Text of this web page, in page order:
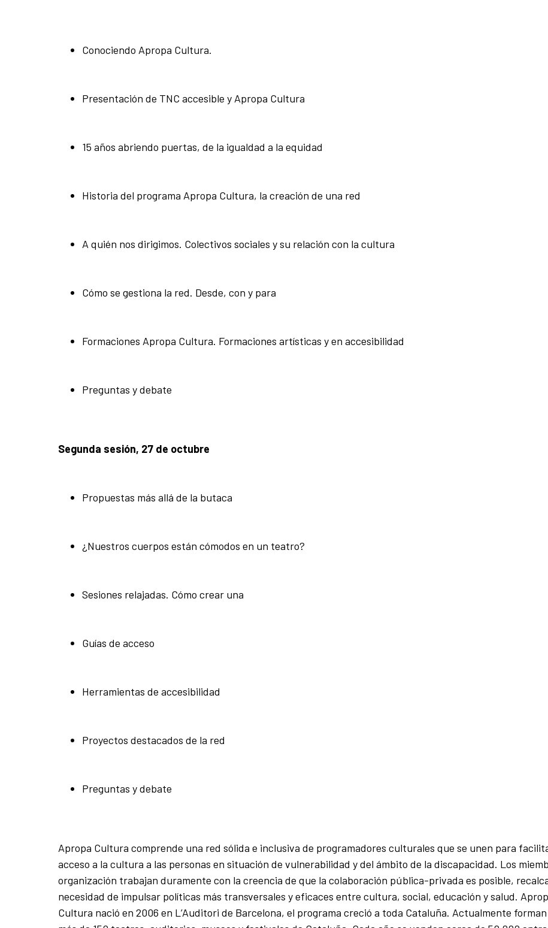
Conociendo Apropa Cultura.
Presentación de TNC accesible y Apropa Cultura
15 años abriendo puertas, de la igualdad a la equidad
Historia del programa Apropa Cultura, la creación de una red
A quién nos dirigimos. Colectivos sociales y su relación con la cultura
Cómo se gestiona la red. Desde, con y para
Formaciones Apropa Cultura. Formaciones artísticas y en accesibilidad
Preguntas y debate
Segunda sesión, 27 de octubre
Propuestas más allá de la butaca
¿Nuestros cuerpos están cómodos en un teatro?
Sesiones relajadas. Cómo crear una
Guías de acceso
Herramientas de accesibilidad
Proyectos destacados de la red
Preguntas y debate
Apropa Cultura comprende una red sólida e inclusiva de programadores culturales que se unen para
acceso a la cultura a las personas en situación de vulnerabilidad y del ámbito de la discapacidad. Los
organización trabajan duramente con la creencia de que la colaboración pública-privada es posible,
necesidad de impulsar políticas más transversales y eficaces entre cultura, social, educación y salud.
Cultura nació en 2006 en L’Auditori de Barcelona, el programa creció a toda Cataluña. Actualmente